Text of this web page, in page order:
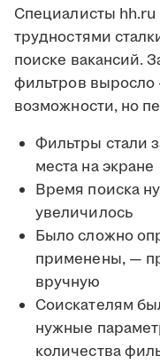
Специалисты
трудностями
поиске вакансий.
фильтров
возможности, но
Фильтры стали
места на экране
Время поиска
увеличилось
Было сложно
применены, —
вручную
Соискателям
нужные
количества